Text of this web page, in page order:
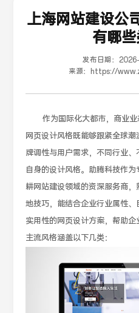
上海网站建设公
有哪些
发布日期：
来源：
https://
作为国际化大都市，商业
网页设计风格既能够跟紧全球
牌调性与用户需求，不同行业
自身的设计风格。助腾科技作为
耕网站建设领域的资深服务商
地技巧，能结合企业行业属性
实用性的网页设计方案，帮助
主流风格涵盖以下几类：